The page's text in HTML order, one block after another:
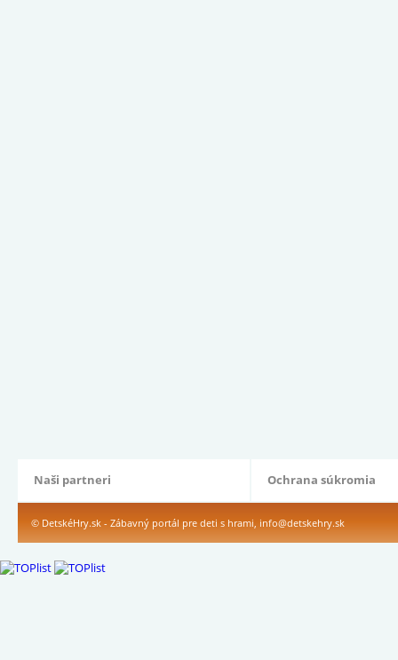
Naši partneri Ochrana súkromia
© DetskéHry.sk - Zábavný portál pre deti s hrami, info@detskehry.sk